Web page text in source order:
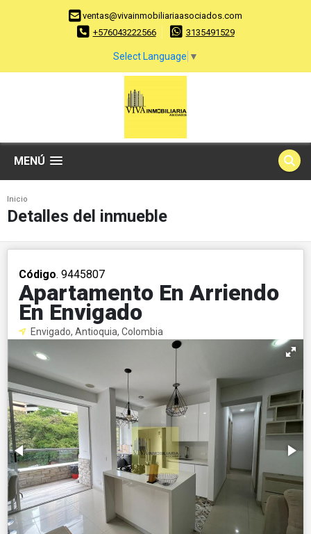
ventas@vivainmobiliariaasociados.com
+576043222566
3135491529
Select Language ▼
MENÚ
Inicio
Detalles del inmueble
Código. 9445807
Apartamento En Arriendo
En Envigado
Envigado, Antioquia, Colombia